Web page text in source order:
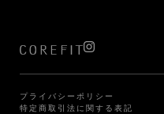
プライバシーポリシー
特定商取引法に関する表記